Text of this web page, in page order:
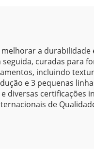
a durabilidade
curadas para
incluindo
e 3 pequenas
certificações
de